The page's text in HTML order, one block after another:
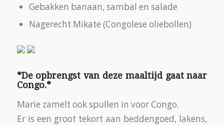
Gebakken banaan, sambal en salade
Nagerecht Mikate (Congolese oliebollen)
*De opbrengst van deze maaltijd gaat naar
Congo.*
Marie zamelt ook spullen in voor Congo.
Er is een groot tekort aan beddengoed, lakens,